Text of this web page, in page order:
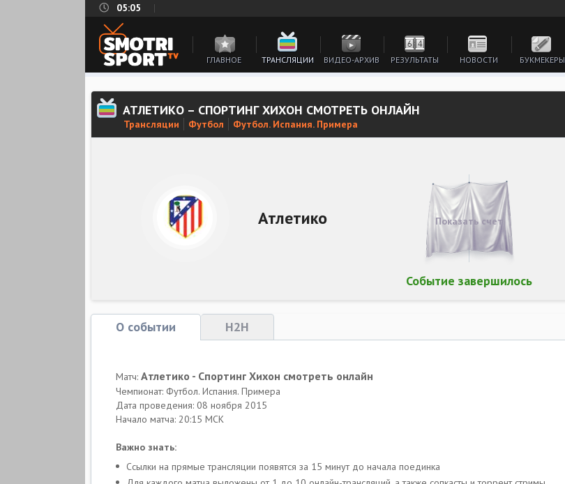
05:05
ГЛАВНОЕ ТРАНСЛЯЦИИ ВИДЕО-АРХИВ РЕЗУЛЬТАТЫ НОВОСТИ БУКМЕКЕРЫ
АТЛЕТИКО – СПОРТИНГ ХИХОН СМОТРЕТЬ ОНЛАЙН
Трансляции Футбол Футбол. Испания. Примера
Атлетико
Событие завершилось
Показать счет
О событии H2H
Матч: Атлетико - Спортинг Хихон смотреть онлайн
Чемпионат: Футбол. Испания. Примера
Дата проведения: 08 ноября 2015
Начало матча: 20:15 МСК
Важно знать:
Ссылки на прямые трансляции появятся за 15 минут до начала поединка